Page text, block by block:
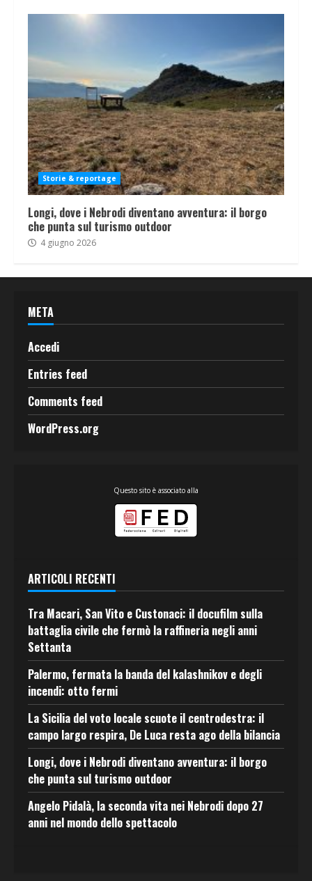
Storie & reportage
Longi, dove i Nebrodi diventano avventura: il borgo
che punta sul turismo outdoor
4 giugno 2026
META
Accedi
Entries feed
Comments feed
WordPress.org
Questo sito è associato alla
ARTICOLI RECENTI
Tra Macari, San Vito e Custonaci: il docufilm sulla
battaglia civile che fermò la raffineria negli anni
Settanta
Palermo, fermata la banda del kalashnikov e degli
incendi: otto fermi
La Sicilia del voto locale scuote il centrodestra: il
campo largo respira, De Luca resta ago della bilancia
Longi, dove i Nebrodi diventano avventura: il borgo
che punta sul turismo outdoor
Angelo Pidalà, la seconda vita nei Nebrodi dopo 27
anni nel mondo dello spettacolo